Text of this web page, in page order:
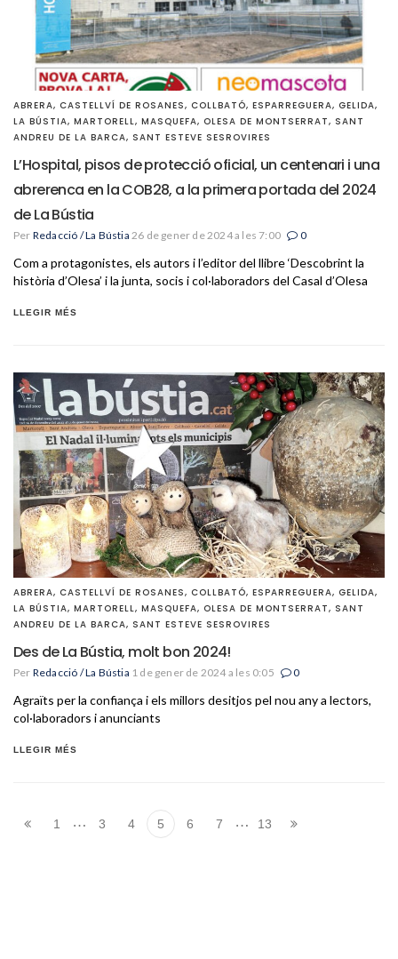
ABRERA, CASTELLVÍ DE ROSANES, COLLBATÓ, ESPARREGUERA, GELIDA,
LA BÚSTIA, MARTORELL, MASQUEFA, OLESA DE MONTSERRAT, SANT
ANDREU DE LA BARCA, SANT ESTEVE SESROVIRES
L’Hospital, pisos de protecció oficial, un centenari i una
abrerenca en la COB28, a la primera portada del 2024
de La Bústia
Per Redacció / La Bústia 26 de gener de 2024 a les 7:00 0
Com a protagonistes, els autors i l’editor del llibre ‘Descobrint la
història d’Olesa’ i la junta, socis i col·laboradors del Casal d’Olesa
LLEGIR MÉS
ABRERA, CASTELLVÍ DE ROSANES, COLLBATÓ, ESPARREGUERA, GELIDA,
LA BÚSTIA, MARTORELL, MASQUEFA, OLESA DE MONTSERRAT, SANT
ANDREU DE LA BARCA, SANT ESTEVE SESROVIRES
Des de La Bústia, molt bon 2024!
Per Redacció / La Bústia 1 de gener de 2024 a les 0:05 0
Agraïts per la confiança i els millors desitjos pel nou any a lectors,
col·laboradors i anunciants
LLEGIR MÉS
1 … 3 4 5 6 7 … 13